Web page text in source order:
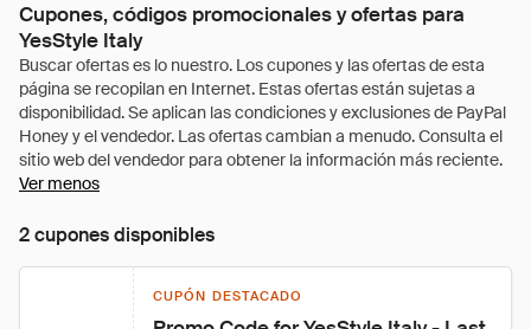
Cupones, códigos promocionales y ofertas para
YesStyle Italy
Ver menos
2 cupones disponibles
CUPÓN DESTACADO